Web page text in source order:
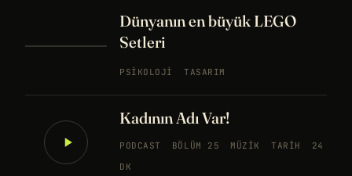
Dünyanın en büyük LEGO
Setleri
PSIKOLOJI TASARIM
Kadının Adı Var!
PODCAST BÖLÜM 25 MÜZIK TARIH
24
DK